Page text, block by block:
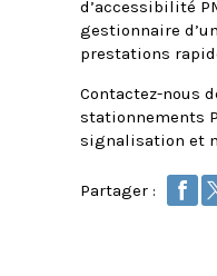
d’accessibilité
gestionnaire
prestations
Contactez-nous
stationnements
signalisation et
Partager :